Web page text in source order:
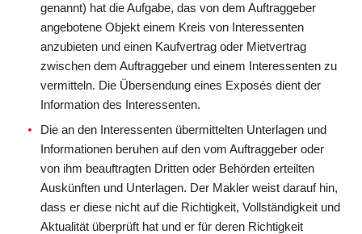
genannt) hat die Aufgabe, das von dem Auftraggeber
angebotene Objekt einem Kreis von Interessenten
anzubieten und einen Kaufvertrag oder Mietvertrag
zwischen dem Auftraggeber und einem Interessenten zu
vermitteln. Die Übersendung eines Exposés dient der
Information des Interessenten.
Die an den Interessenten übermittelten Unterlagen und
Informationen beruhen auf den vom Auftraggeber oder
von ihm beauftragten Dritten oder Behörden erteilten
Auskünften und Unterlagen. Der Makler weist darauf hin,
dass er diese nicht auf die Richtigkeit, Vollständigkeit und
Aktualität überprüft hat und er für deren Richtigkeit